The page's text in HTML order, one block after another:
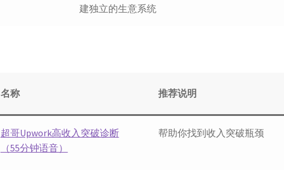
建独立的生意系统
名称 推荐说明
超哥Upwork高收入突破诊断
（55分钟语音）
帮助你找到收入突破瓶颈